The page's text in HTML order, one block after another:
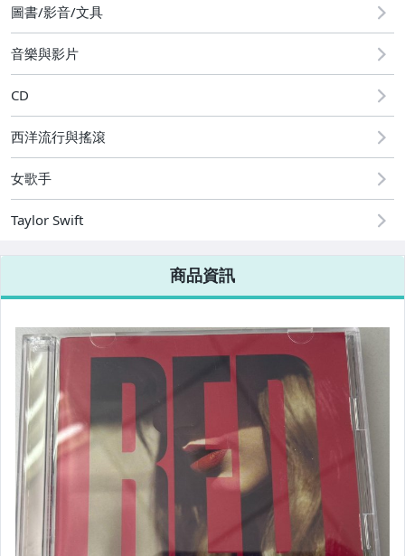
[全店] 週年慶
圖書/影音/文具
音樂與影片
CD
西洋流行與搖滾
女歌手
Taylor Swift
商品資訊